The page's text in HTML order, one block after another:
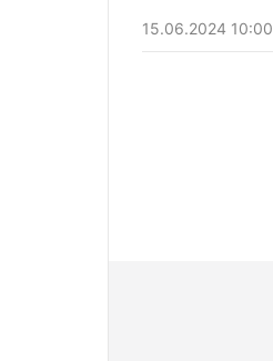
15.06.2024 10:00